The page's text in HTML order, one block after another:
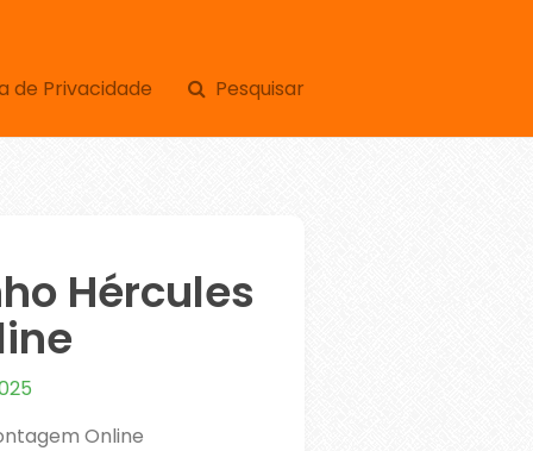
de Privacidade Pesquisar
Hércules
Online